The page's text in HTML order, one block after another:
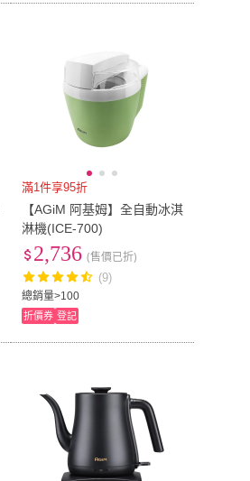
滿1件享95折
【AGiM 阿基姆】全自動冰淇
淋機(ICE-700)
總銷量>100
2,736 (售價已折)
(9)
折價券 登記